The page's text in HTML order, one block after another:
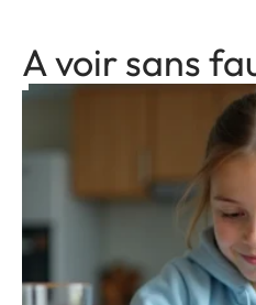
A voir sans